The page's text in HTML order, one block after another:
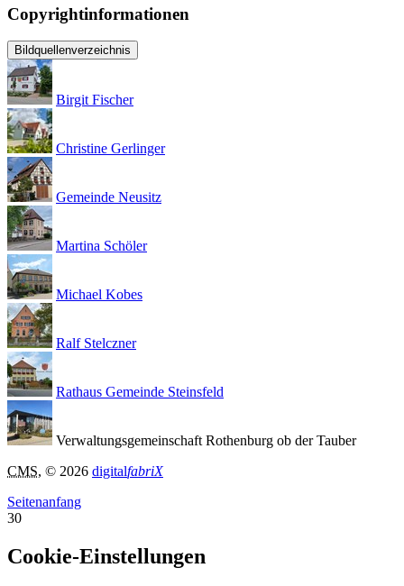
Copyrightinformationen
Bildquellenverzeichnis
Birgit Fischer
Christine Gerlinger
Gemeinde Neusitz
Martina Schöler
Michael Kobes
Ralf Stelczner
Rathaus Gemeinde Steinsfeld
Verwaltungsgemeinschaft Rothenburg ob der Tauber
CMS, © 2026 digitalfabriX
Seitenanfang
30
Cookie-Einstellungen